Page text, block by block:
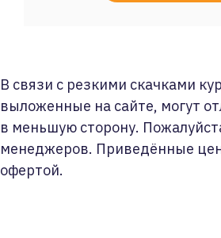
В связи с резкими скачками
выложенные на сайте, могут
в меньшую сторону.
менеджеров. Приведённые
офертой.